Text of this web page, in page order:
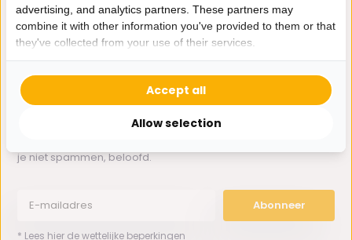
0162-231130
klantenservice@bazaaronline.nl
je niet spammen, beloofd.
Abonneer
* Lees hier de wettelijke beperkingen
advertising, and analytics partners. These partners may
combine it with other information you've provided to them or that
they've collected from your use of their services.
Allow selection
Accept all